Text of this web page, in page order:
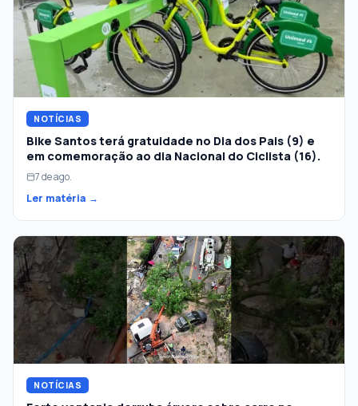
NOTÍCIAS
Bike Santos terá gratuidade no Dia dos Pais (9) e
em comemoração ao dia Nacional do Ciclista (16).
7 de ago.
Ler matéria →
NOTÍCIAS